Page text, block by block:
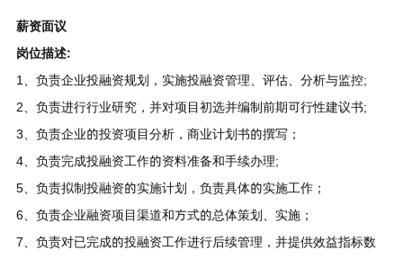
薪资面议
岗位描述:
1、负责企业投融资规划，实施投融资管理、评估、分析与监控;
2、负责进行行业研究，并对项目初选并编制前期可行性建议书;
3、负责企业的投资项目分析，商业计划书的撰写；
4、负责完成投融资工作的资料准备和手续办理;
5、负责拟制投融资的实施计划，负责具体的实施工作；
6、负责企业融资项目渠道和方式的总体策划、实施；
7、负责对已完成的投融资工作进行后续管理，并提供效益指标数